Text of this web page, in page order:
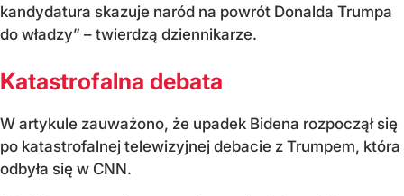
kandydatura skazuje naród na powrót Donalda Trumpa
do władzy” – twierdzą dziennikarze.
Katastrofalna debata
W artykule zauważono, że upadek Bidena rozpoczął się
po katastrofalnej telewizyjnej debacie z Trumpem, która
odbyła się w CNN.